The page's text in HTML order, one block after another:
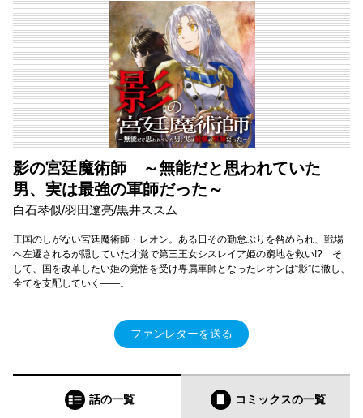
影の宮廷魔術師 ～無能だと思われていた
男、実は最強の軍師だった～
白石琴似/羽田遼亮/黒井ススム
王国のしがない宮廷魔術師・レオン。ある日その勤怠ぶりを咎められ、戦場
へ左遷されるが隠していた才覚で第三王女シスレイア姫の窮地を救い!? そ
して、国を改革したい姫の覚悟を受け専属軍師となったレオンは“影”に徹し、
全てを支配していく――。
ファンレターを送る
話の一覧 コミックスの一覧